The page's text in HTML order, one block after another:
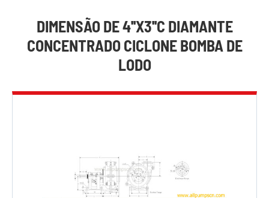
DIMENSÃO DE 4''X3''C DIAMANTE
CONCENTRADO CICLONE BOMBA DE
LODO